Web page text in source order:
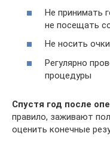
Не принимать
не посещать
Не носить очки
Регулярно
процедуры
Спустя год после
правило, заживают
оценить конечные